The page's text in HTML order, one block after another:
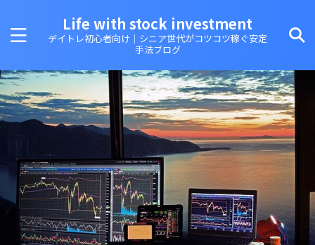
Life with stock investment
デイトレ初心者向け｜シニア世代がコツコツ稼ぐ安定
手法ブログ